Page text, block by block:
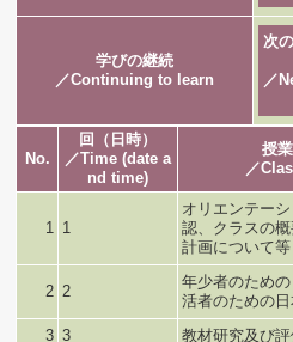
学びの継続
／Continuing to learn
次
／
No.
回（日時）
／Time (date a
nd time)
授
／
1 1
オリエンテー
認、クラスの
計画について等
2 2
年少者のため
活者のための
3 3 教材研究及び